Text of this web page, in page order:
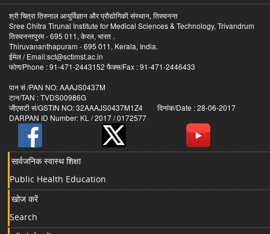
श्री चित्रा तिरुनाल आयुर्विज्ञान और प्रौद्योगिकी संस्थान, तिरुवनन्त
Sree Chitra Tirunal Institute for Medical Sciences & Technology, Trivandrum
तिरुवनन्तपुरम - 695 011, केरल, भारत .
Thiruvananthapuram - 695 011, Kerala, India.
ईमेल / Email:sct@sctimst.ac.in
फोण/Phone : 91-471-2443152 फैक्स/Fax : 91-471-2446433
पान सं /PAN NO: AAAJS0437M
टान/TAN : TVDS00986G
जीएसटी सं/GSTIN NO: 32AAAJS0437M1Z4 दिनांक/Date : 28-06-2017
DARPAN ID Number: KL / 2017 / 0172577
सार्वजनिक स्वास्थ शिक्षा
Public Health Education
खोज करें
Search